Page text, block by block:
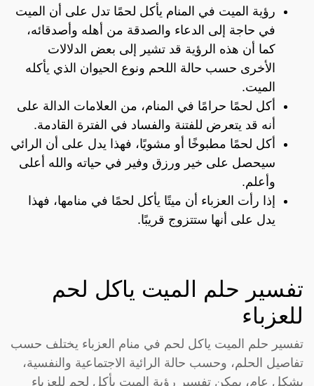
رؤية الميت في المنام يأكل لحمًا تدل على أن الميت
في حاجة إلى الدعاء والصدقة من أهله وأصدقائه،
كما أن هذه الرؤية قد تشير إلى بعض الدلالات
الأخرى حسب حالة اللحم ونوع الحيوان الذي يأكله
الميت.
أكل لحمًا حرامًا في المنام، من العلامات الدالة على
أنه قد يتعرض للفتنة والفساد في الفترة القادمة.
أكل لحمًا مطبوخًا أو مشويًا، فهذا يدل على أن الرائي
سيحصل على خير ورزق وفير في حياته والله أعلى
وأعلم.
إذا رأت العزباء أن ميتًا يأكل لحمًا في منامها، فهذا
يدل على أنها ستتزوج قريبًا.
تفسير حلم الميت ياكل لحم
للعزباء
تفسير حلم الميت ياكل لحم في منام العزباء يختلف حسب
تفاصيل الحلم، وحسب حالة الرائية الاجتماعية والنفسية،
بشكل عام، يمكن تفسير رؤية الميت يأكل لحم للعزباء